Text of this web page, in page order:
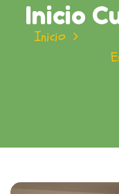
Inicio
Inicio